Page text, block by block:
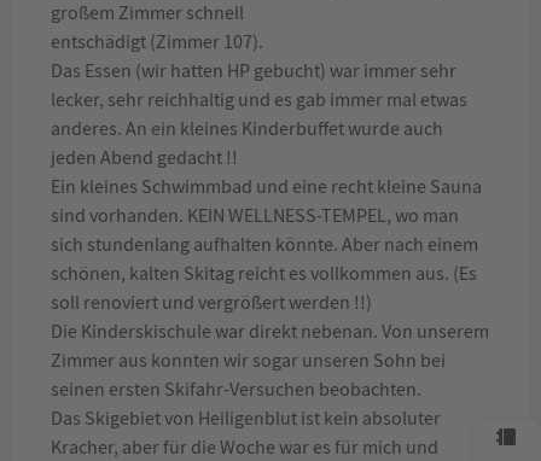
großem Zimmer schnell
entschädigt (Zimmer 107).
Das Essen (wir hatten HP gebucht) war immer sehr
lecker, sehr reichhaltig und es gab immer mal etwas
anderes. An ein kleines Kinderbuffet wurde auch
jeden Abend gedacht !!
Ein kleines Schwimmbad und eine recht kleine Sauna
sind vorhanden. KEIN WELLNESS-TEMPEL, wo man
sich stundenlang aufhalten könnte. Aber nach einem
schönen, kalten Skitag reicht es vollkommen aus. (Es
soll renoviert und vergrößert werden !!)
Die Kinderskischule war direkt nebenan. Von unserem
Zimmer aus konnten wir sogar unseren Sohn bei
seinen ersten Skifahr-Versuchen beobachten.
Das Skigebiet von Heiligenblut ist kein absoluter
Kracher, aber für die Woche war es für mich und